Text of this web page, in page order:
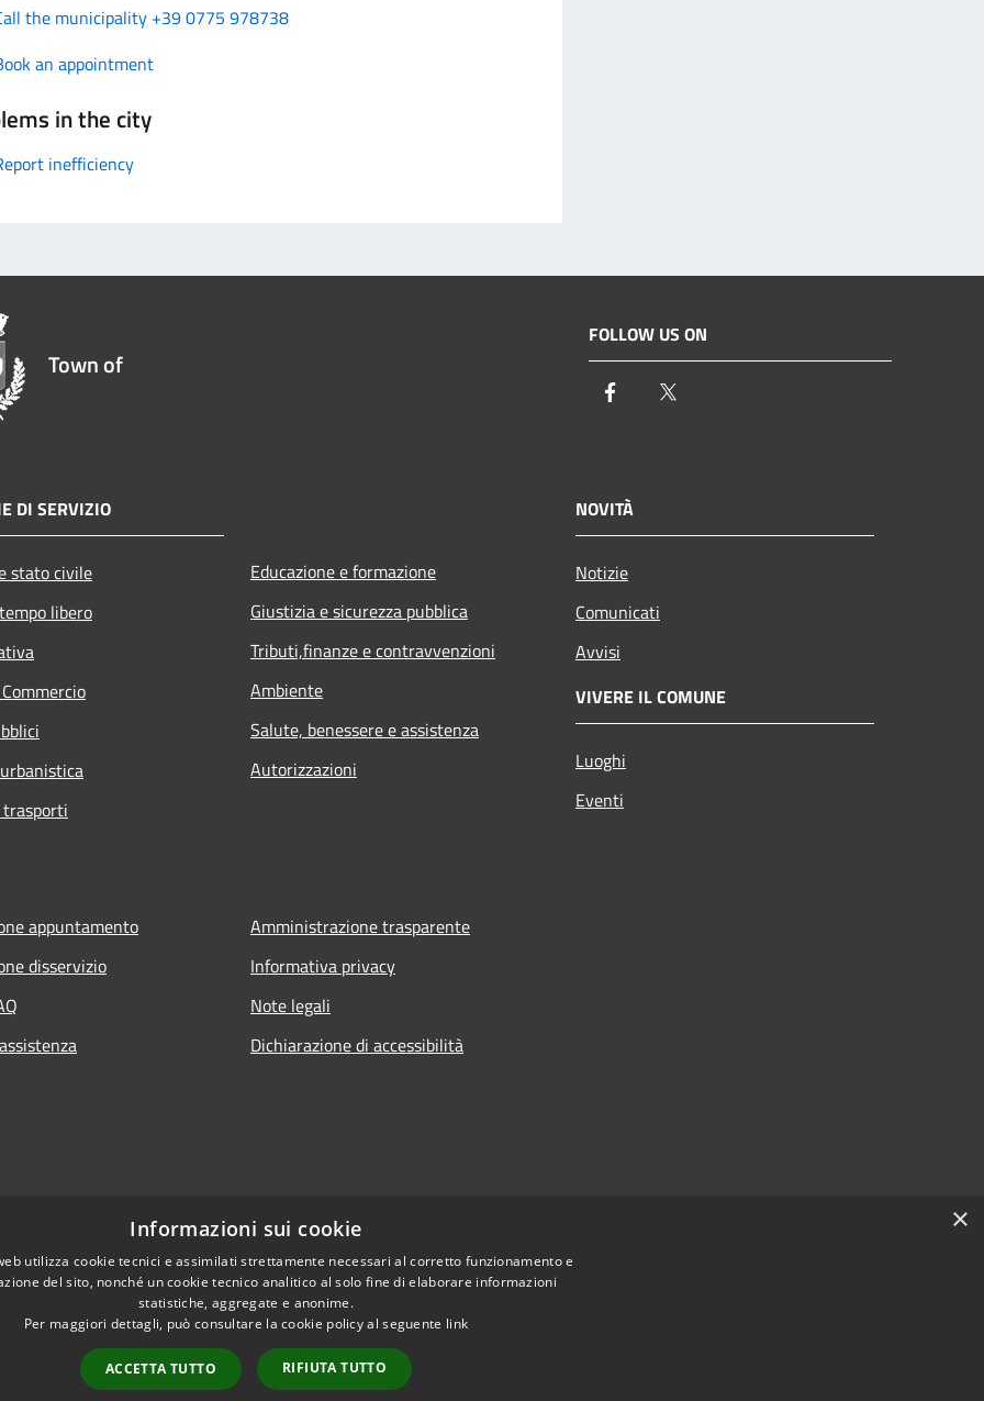
the municipality +39 0775 978738
an appointment
in the city
inefficiency
Town of
FOLLOW US ON
Facebook
DI SERVIZIO
stato civile
libero
Educazione e formazione
Giustizia e sicurezza pubblica
Tributi,finanze e contravvenzioni
Ambiente
Salute, benessere e assistenza
Autorizzazioni
NOVITÀ
Notizie
Comunicati
Avvisi
VIVERE IL COMUNE
Luoghi
Eventi
appuntamento
disservizio
Amministrazione trasparente
Informativa privacy
Note legali
Dichiarazione di accessibilità
×
Informazioni sui cookie
utilizza cookie tecnici e assimilati strettamente necessari al corretto funzionamento e
del sito, nonché un cookie tecnico analitico al solo fine di elaborare informazioni
statistiche, aggregate e anonime.
Per maggiori dettagli, può consultare la cookie policy al seguente link
ACCETTA TUTTO RIFIUTA TUTTO